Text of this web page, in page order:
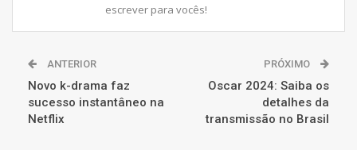
escrever para vocês!
ANTERIOR
Novo k-drama faz
sucesso instantâneo na
Netflix
PRÓXIMO
Oscar 2024: Saiba os
detalhes da
transmissão no Brasil